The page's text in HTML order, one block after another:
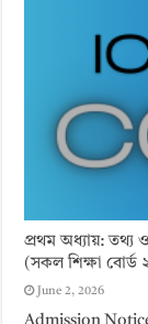
প্রথম অধ্যায়: তথ্য ও
(সকল শিক্ষা বোর্ড
June 2, 2026